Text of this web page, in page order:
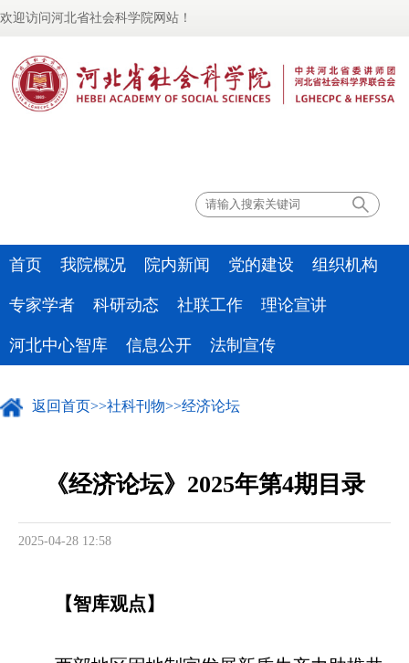
欢迎访问河北省社会科学院网站！
首页 我院概况 院内新闻 党的建设 组织机构
专家学者 科研动态 社联工作 理论宣讲
河北中心智库 信息公开 法制宣传
返回首页>>社科刊物>>经济论坛
《经济论坛》2025年第4期目录
2025-04-28 12:58
【智库观点】